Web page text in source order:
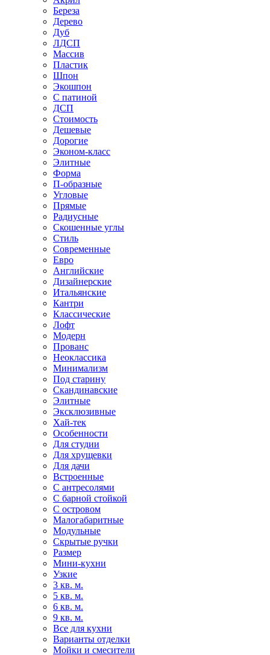
Береза
Дерево
Дуб
ЛДСП
Массив
Пластик
Шпон
Экошпон
С патиной
ДСП
Стоимость
Дешевые
Дорогие
Эконом-класс
Элитные
Форма
П-образные
Угловые
Прямые
Радиусные
Скошенные углы
Стиль
Современные
Евро
Английские
Дизайнерские
Итальянские
Кантри
Классические
Лофт
Модерн
Прованс
Неоклассика
Минимализм
Под старину
Скандинавские
Элитные
Эксклюзивные
Хай-тек
Особенности
Для студии
Для хрущевки
Для дачи
Встроенные
С антресолями
С барной стойкой
С островом
Малогабаритные
Модульные
Скрытые ручки
Размер
Мини-кухни
Узкие
3 кв. м.
5 кв. м.
6 кв. м.
9 кв. м.
Все для кухни
Варианты отделки
Мойки и смесители